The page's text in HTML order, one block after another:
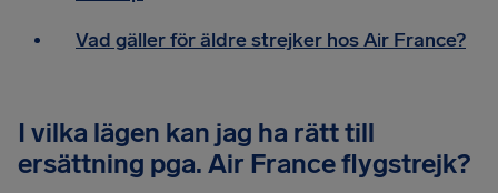
Vad gäller för äldre strejker hos Air France?
I vilka lägen kan jag ha rätt till
ersättning pga. Air France flygstrejk?